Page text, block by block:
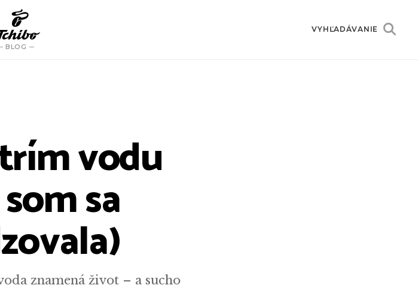
BLOG
VYHĽADÁVANIE
vodu
sa
znamená život – a sucho